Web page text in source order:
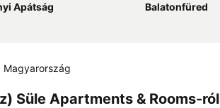
Apátság Balatonfüred
Magyarország
Süle Apartments & Rooms-ról